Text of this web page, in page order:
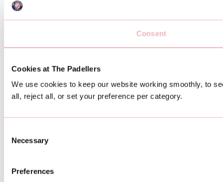
Consent
Cookies at The Padellers
We use cookies to keep our website working smoothly, to
all, reject all, or set your preference per category.
Selection
Necessary
Preferences